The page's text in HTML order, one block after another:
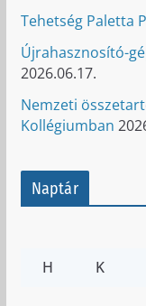
Tehetség Paletta
Újrahasznosító-
2026.06.17.
Nemzeti
Kollégiumban
Naptár
H
K